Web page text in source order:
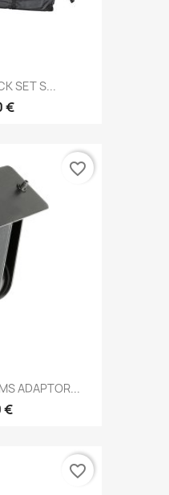
SET S...
€
ADAPTOR...
€
favorite_border
favorite_border